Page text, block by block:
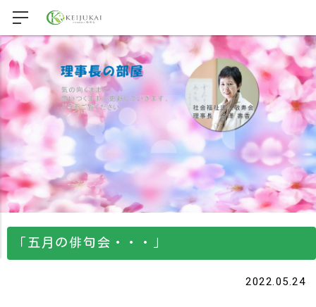
「五月の俳句会・・・」
2022.05.24